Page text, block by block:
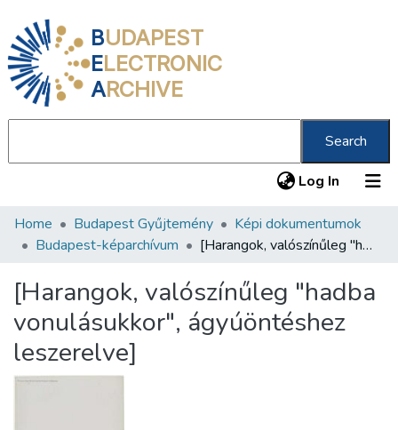
BUDAPEST
ELECTRONIC
ARCHIVE
Search
Log In (current)
Communities & Collections
Statistics
About us
Home Budapest Gyűjtemény
Képi dokumentumok
Budapest-képarchívum
[Harangok, valószínűleg "hadba vonulásukkor", ágyúöntéshez leszerelve]
[Harangok, valószínűleg "hadba
vonulásukkor", ágyúöntéshez
leszerelve]